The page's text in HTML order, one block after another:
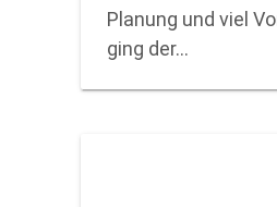
Planung und viel
ging der…